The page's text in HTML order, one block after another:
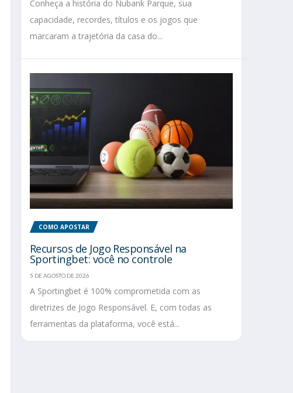
Conheça a história do Nubank Parque, sua
capacidade, recordes, títulos e os jogos que
marcaram a trajetória da casa do...
COMO APOSTAR
Recursos de Jogo Responsável na
Sportingbet: você no controle
5 DE AGOSTO DE 2026
A Sportingbet é 100% comprometida com as
diretrizes de Jogo Responsável. E, com todas as
ferramentas da plataforma, você está...